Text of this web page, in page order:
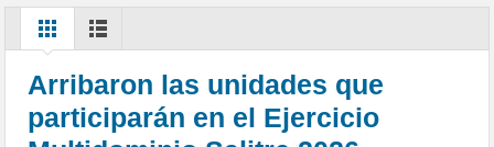
Colombiana
Arribaron las unidades que
participarán en el Ejercicio